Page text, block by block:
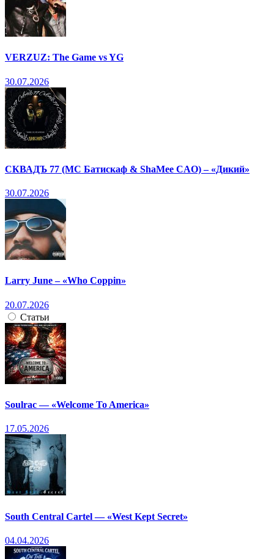
VERZUZ: The Game vs YG
30.07.2026
СКВАДЪ 77 (МС Батискаф & ShaMee CAO) – «Дикий»
30.07.2026
Larry June – «Who Coppin»
20.07.2026
Статьи
Soulrac — «Welcome To America»
17.05.2026
South Central Cartel — «West Kept Secret»
04.04.2026